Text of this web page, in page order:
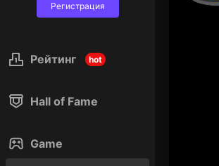
Регистрация
Рейтинг hot
Hall of Fame
Game